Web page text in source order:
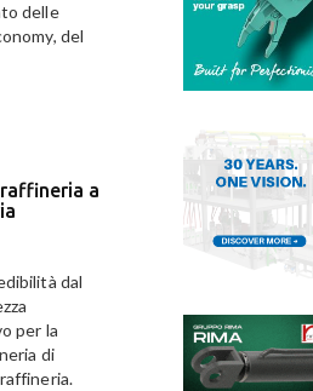
delle
del
a
dal
per la
di